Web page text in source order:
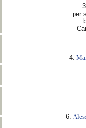
per
4.
6.